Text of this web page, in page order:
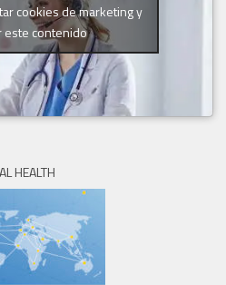
cookies de marketing y
este contenido
HEALTH